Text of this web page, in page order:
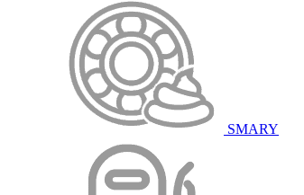
SMARY